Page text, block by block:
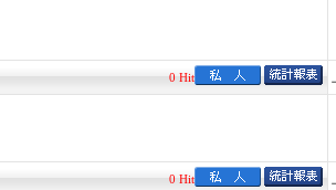
0 Hit
0 Hit